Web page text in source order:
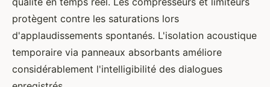
protègent contre les saturations lors
d'applaudissements spontanés. L'isolation acoustique
temporaire via panneaux absorbants améliore
considérablement l'intelligibilité des dialogues